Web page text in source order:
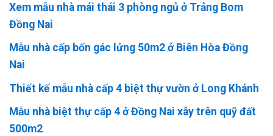
Xem mẫu nhà mái thái 3 phòng ngủ ở Trảng Bom
Đồng Nai
Mẫu nhà cấp bốn gác lửng 50m2 ở Biên Hòa Đồng
Nai
Thiết kế mẫu nhà cấp 4 biệt thự vườn ở Long Khánh
Mẫu nhà biệt thự cấp 4 ở Đồng Nai xây trên quỹ đất
500m2